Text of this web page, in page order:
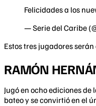
Felicidades a los
— Serie del Caribe
Estos tres jugadores
RAMÓN
Jugó en ocho ediciones de
bateo y se convirtió en el